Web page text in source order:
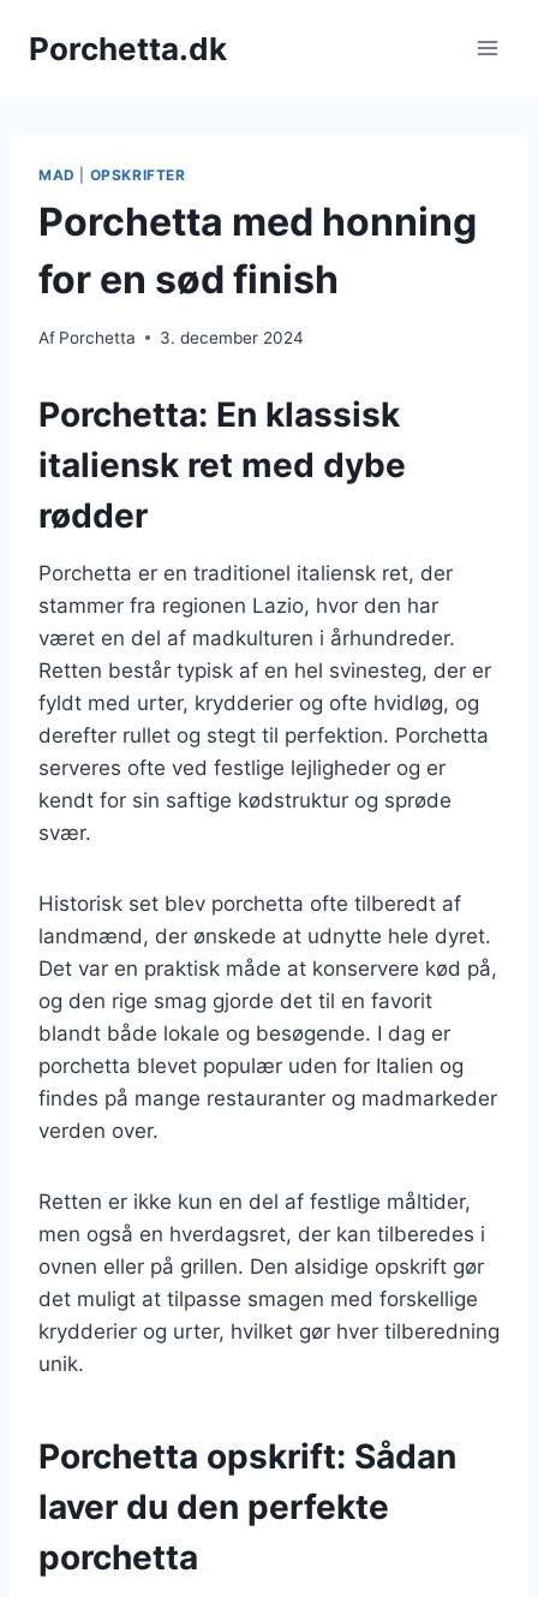
Porchetta.dk
MAD OPSKRIFTER
Porchetta med honning
for en sød finish
Af Porchetta 3. december 2024
Porchetta: En klassisk
italiensk ret med dybe
rødder
Porchetta er en traditionel italiensk ret, der
stammer fra regionen Lazio, hvor den har
været en del af madkulturen i århundreder.
Retten består typisk af en hel svinesteg, der er
fyldt med urter, krydderier og ofte hvidløg, og
derefter rullet og stegt til perfektion. Porchetta
serveres ofte ved festlige lejligheder og er
kendt for sin saftige kødstruktur og sprøde
svær.
Historisk set blev porchetta ofte tilberedt af
landmænd, der ønskede at udnytte hele dyret.
Det var en praktisk måde at konservere kød på,
og den rige smag gjorde det til en favorit
blandt både lokale og besøgende. I dag er
porchetta blevet populær uden for Italien og
findes på mange restauranter og madmarkeder
verden over.
Retten er ikke kun en del af festlige måltider,
men også en hverdagsret, der kan tilberedes i
ovnen eller på grillen. Den alsidige opskrift gør
det muligt at tilpasse smagen med forskellige
krydderier og urter, hvilket gør hver tilberedning
unik.
Porchetta opskrift: Sådan
laver du den perfekte
porchetta